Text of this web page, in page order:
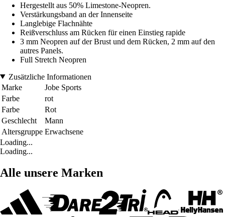
Hergestellt aus 50% Limestone-Neopren.
Verstärkungsband an der Innenseite
Langlebige Flachnähte
Reißverschluss am Rücken für einen Einstieg rapide
3 mm Neopren auf der Brust und dem Rücken, 2 mm auf den
autres Panels.
Full Stretch Neopren
Zusätzliche Informationen
Marke
Jobe Sports
Farbe
rot
Farbe
Rot
Geschlecht
Mann
Altersgruppe Erwachsene
Loading...
Loading...
Alle unsere Marken